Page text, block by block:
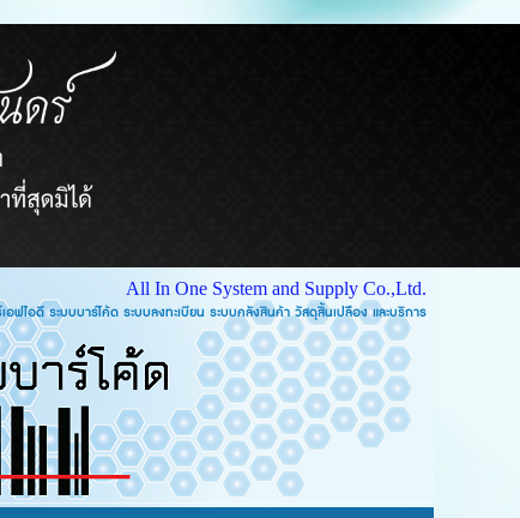
All In One System and Supply Co.,Ltd.
บคลังสินค้า วัสดุสิ้นเปลือง และบริการ